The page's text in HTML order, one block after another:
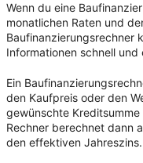
Wenn du eine
monatlichen Raten und
Baufinanzierungsrechner
Informationen schnell
Ein
den Kaufpreis oder den
gewünschte
Rechner berechnet dann
den effektiven Jahreszins.